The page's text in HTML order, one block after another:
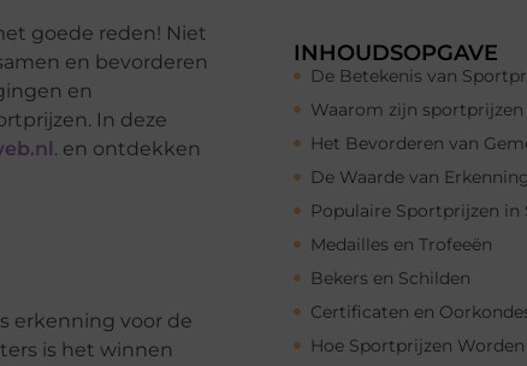
goede reden! Niet
en bevorderen
en
In deze
. en ontdekken
erkenning voor de
is het winnen
INHOUDSOPGAVE
De Betekenis van
Waarom zijn
Het Bevorderen van
De Waarde van Erkenning
Populaire Sportprijzen in
Medailles en Trofeeën
Bekers en Schilden
Certificaten en
Hoe Sportprijzen Worden